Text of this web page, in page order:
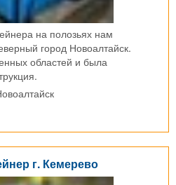
на полозьях нам
город Новоалтайск.
областей и была
г. Кемерево